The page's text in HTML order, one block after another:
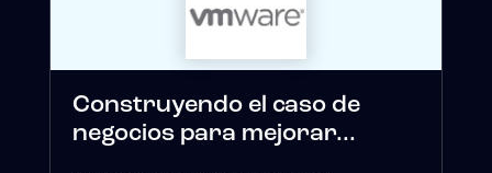
Construyendo el caso de
negocios para mejorar...